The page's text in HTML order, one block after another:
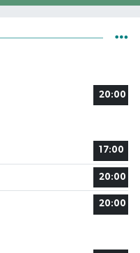
20:00
17:00
20:00
20:00